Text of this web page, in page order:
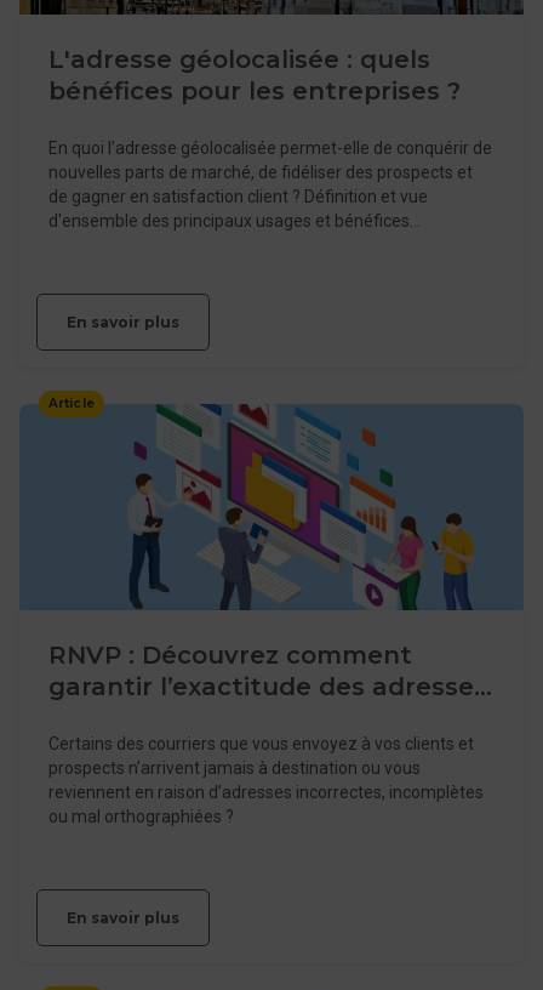
L'adresse géolocalisée : quels
bénéfices pour les entreprises ?
En quoi l’adresse géolocalisée permet-elle de conquérir de
nouvelles parts de marché, de fidéliser des prospects et
de gagner en satisfaction client ? Définition et vue
d'ensemble des principaux usages et bénéfices…
En savoir plus
Article
RNVP : Découvrez comment
garantir l’exactitude des adresses
Certains des courriers que vous envoyez à vos clients et
prospects n’arrivent jamais à destination ou vous
reviennent en raison d’adresses incorrectes, incomplètes
ou mal orthographiées ?
En savoir plus